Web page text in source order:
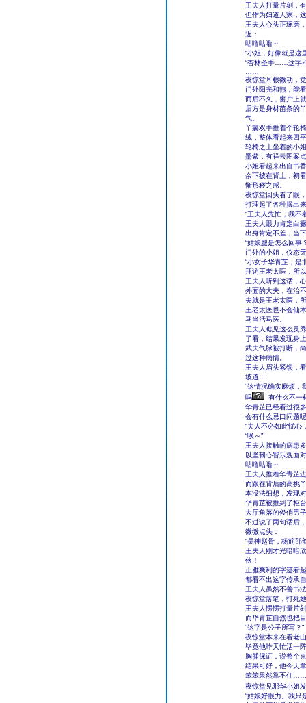
王夫人打量片刻，
但作为妇道人家，
王夫人心头正琢磨
近：
咕噜咕噜～
“小姐，好像就是这
“杏林圣手……这字
夜惊堂耳根微动，
门外阳光和煦，能
而后不久，窗户上
后方是身材苗条的
气。
丫鬟双手推着个轮
绒，整体看起来四
轮椅之上坐着的小
墨紫，有祥云图案
小姐看起来出自书
余下披在背上，初
惭形秽之感。
夜惊堂回头看了眼
打理起了各种摆出
“王夫人先忙，我不
王夫人眼力肯定白
出身肯定不差，当
“姑娘腿是怎么回事
门外的小姐，仪态
“小女子华青芷，是
拜访王老太医，所
王夫人听到这话，
外面的大夫，在治
夫就是王老太医，
王老太医也不会仙
马当活马医。
王夫人瞧见这么灵
了看，结果发现身
武夫气脉被打断，
过这种病情。
王夫人眉头紧锁，
坡道：
“这情况确实麻烦，
吗
有什么不一
华青芷已经看过很
会有什么忌口问题
“夫人不必如此忧心
“唉～”
王夫人接触的病患
以坚韧心智乐观面
咕噜咕噜～
王夫人推着华青芷
而跟在背后的高挑
本没法细想，发现
华青芷被推到了柜
大厅角落的俊俏男
不过说了两句话后
微微点头：
“吴神赵骨，杨筋邵
王夫人刚才光暗暗
伙！
正雅爽利的字迹看
都看不出这字传承
王夫人虽然不善书
夜惊堂落笔，打死
王夫人愣愣打量片
而华青芷自然也把
“这字是公子所写？”
夜惊堂本来在看老
毕竟他昨天忙活一
胸脯保证，说整个
结果可好，他今天
笨笨果然靠不住……
夜惊堂见那华小姐
“姑娘好眼力。我只